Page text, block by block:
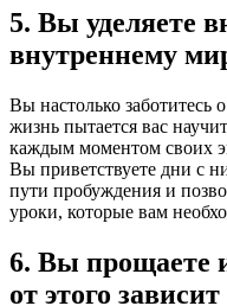
5. Вы уделяете
внутреннему
Вы настолько заботитесь
жизнь пытается вас
каждым моментом своих
Вы приветствуете дни с
пути пробуждения и
уроки, которые вам
6. Вы прощаете
от этого